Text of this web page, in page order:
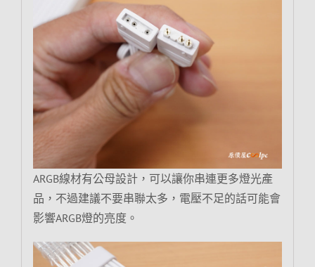
ARGB線材有公母設計，可以讓你串連更多燈光產
品，不過建議不要串聯太多，電壓不足的話可能會
影響ARGB燈的亮度。